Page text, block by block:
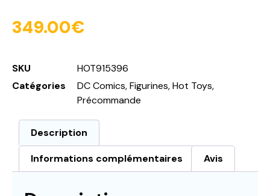
349.00€
SKU
HOT915396
Catégories
DC Comics,Figurines,Hot Toys,
Précommande
Description
Informations complémentaires Avis